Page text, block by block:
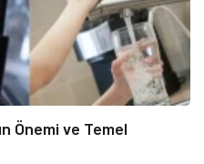
Önemi ve Temel